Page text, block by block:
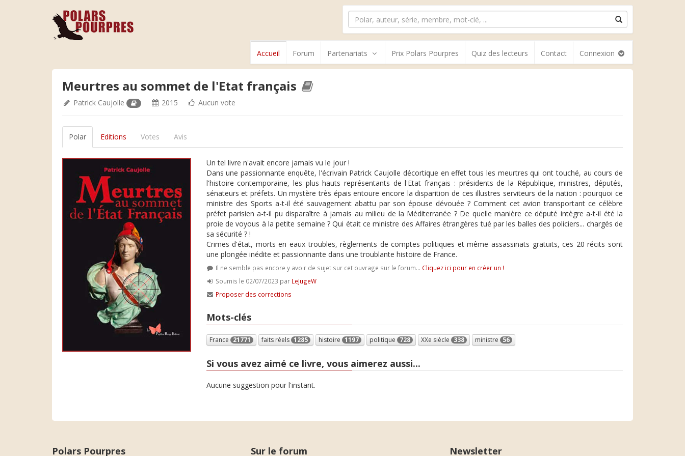
Accueil Forum Partenariats Prix Polars Pourpres Quiz des lecteurs Contact Connexion
Meurtres au sommet de l'Etat français
Patrick Caujolle 2015 Aucun vote
Polar Editions Votes Avis
Un tel livre n'avait encore jamais vu le jour !
Dans une passionnante enquête, l'écrivain Patrick Caujolle décortique en effet tous les meurtres qui ont touché, au cours de
l'histoire contemporaine, les plus hauts représentants de l'Etat français : présidents de la République, ministres, députés,
sénateurs et préfets. Un mystère très épais entoure encore la disparition de ces illustres serviteurs de la nation : pourquoi ce
ministre des Sports a-t-il été sauvagement abattu par son épouse dévouée ? Comment cet avion transportant ce célèbre
préfet parisien a-t-il pu disparaître à jamais au milieu de la Méditerranée ? De quelle manière ce député intègre a-t-il été la
proie de voyous à la petite semaine ? Qui était ce ministre des Affaires étrangères tué par les balles des policiers... chargés de
sa sécurité ? !
Crimes d'état, morts en eaux troubles, règlements de comptes politiques et même assassinats gratuits, ces 20 récits sont
une plongée inédite et passionnante dans une troublante histoire de France.
Il ne semble pas encore y avoir de sujet sur cet ouvrage sur le forum... Cliquez ici pour en créer un !
Soumis le 02/07/2023 par LeJugeW
Proposer des corrections
Mots-clés
France 21771 faits réels 1285 histoire 1197 politique 728 XXe siècle 338 ministre 56
Si vous avez aimé ce livre, vous aimerez aussi...
Aucune suggestion pour l'instant.
Polars Pourpres Sur le forum Newsletter